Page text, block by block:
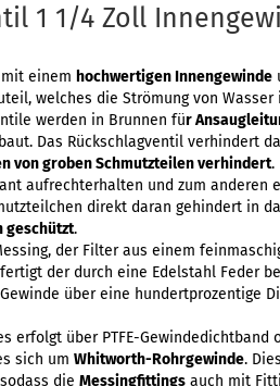
1 1/4 Zoll
einem hochwertigen Innengewinde
welches die Strömung von
werden in Brunnen für
Das Rückschlagventil verhindert
von groben Schmutzteilen verhindert.
aufrechterhalten und zum anderen
direkt daran gehindert in
geschützt.
der Filter aus einem
der durch eine Edelstahl Feder
über eine hundertprozentige
erfolgt über PTFE-Gewindedichtband
sich um Whitworth-Rohrgewinde.
die Messingfittings auch mit